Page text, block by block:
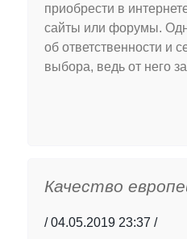
приобрести в
сайты или форумы.
об ответственности и
выбора, ведь от него
Качество
04.05.2019 23:37